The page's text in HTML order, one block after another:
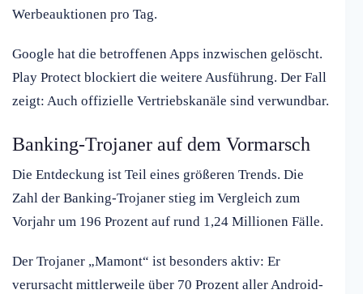
Werbeauktionen pro Tag.
Google hat die betroffenen Apps inzwischen gelöscht.
Play Protect blockiert die weitere Ausführung. Der Fall
zeigt: Auch offizielle Vertriebskanäle sind verwundbar.
Banking-Trojaner auf dem Vormarsch
Die Entdeckung ist Teil eines größeren Trends. Die
Zahl der Banking-Trojaner stieg im Vergleich zum
Vorjahr um 196 Prozent auf rund 1,24 Millionen Fälle.
Der Trojaner „Mamont“ ist besonders aktiv: Er
verursacht mittlerweile über 70 Prozent aller Android-